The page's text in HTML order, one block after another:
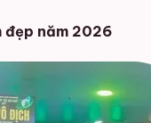
đẹp năm 2026